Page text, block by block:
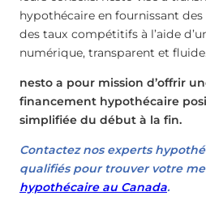
hypothécaire en fournissant
des taux compétitifs à l’aide
numérique, transparent et
nesto a pour mission d’offrir
financement hypothécaire
simplifiée du début à la fin.
Contactez nos experts
qualifiés pour trouver votre
hypothécaire au Canada.